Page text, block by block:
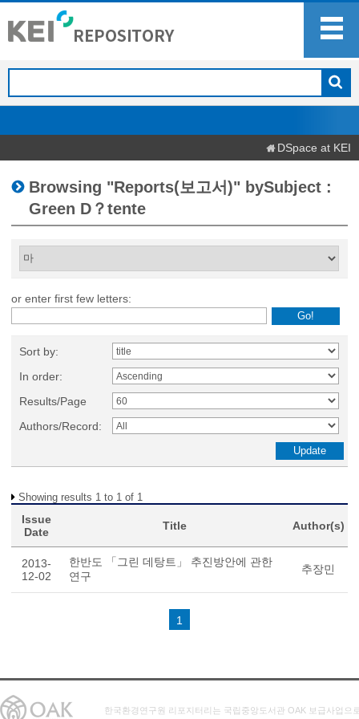
DSpace at KEI
Browsing "Reports(보고서)" bySubject :
Green D？tente
or enter first few letters:
Sort by:
In order:
Results/Page
Authors/Record:
Showing results 1 to 1 of 1
Issue
Date
Title Author(s)
2013-
12-02
한반도 「그린 데탕트」 추진방안에 관한
연구
추장민
1
한국환경연구원 리포지터리는 국립중앙도서관 OAK 보급사업